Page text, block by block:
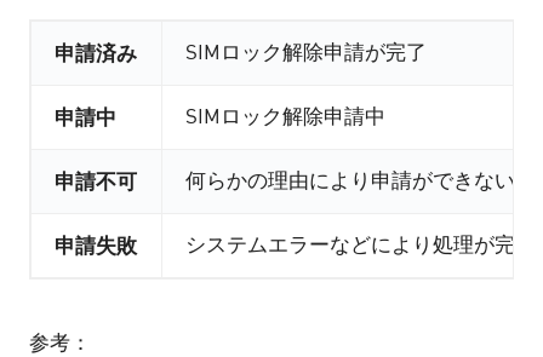
申請済み SIMロック解除申請が完了
申請中 SIMロック解除申請中
申請不可 何らかの理由により申請ができない状
申請失敗 システムエラーなどにより処理が完
参考：